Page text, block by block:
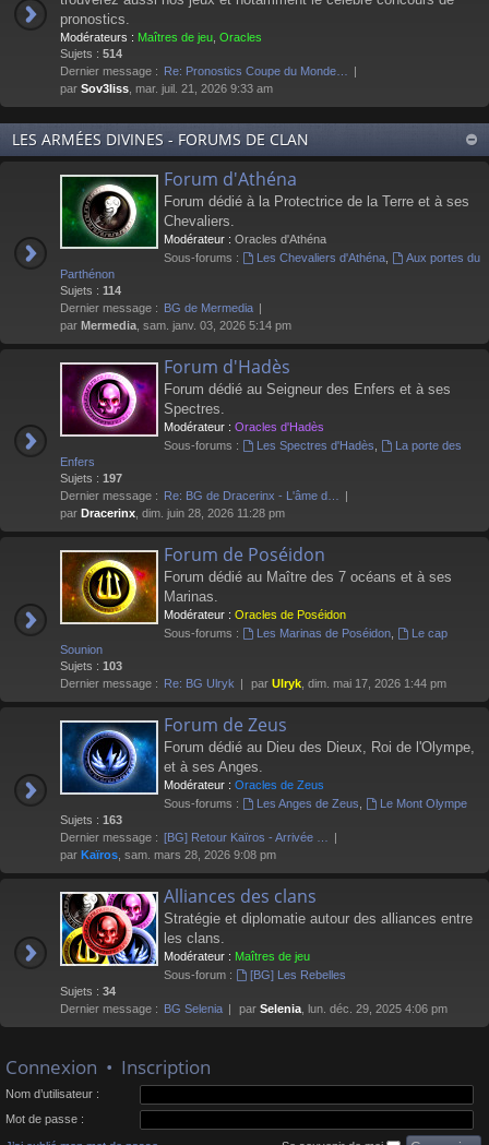
pronostics.
Modérateurs : Maîtres de jeu Oracles
Sujets : 514
Dernier message : Re: Pronostics Coupe du Monde…
par Sov3liss , mar. juil. 21, 2026 9:33 am
LES ARMÉES DIVINES - FORUMS DE CLAN
Forum d'Athéna
Forum dédié à la Protectrice de la Terre et à ses
Chevaliers.
Modérateur : Oracles d'Athéna
Sous-forums :
Les Chevaliers d'Athéna,
Aux portes du
Parthénon
Sujets : 114
Dernier message : BG de Mermedia
par Mermedia , sam. janv. 03, 2026 5:14 pm
Forum d'Hadès
Forum dédié au Seigneur des Enfers et à ses
Spectres.
Modérateur : Oracles d'Hadès
Sous-forums :
Les Spectres d'Hadès
La porte des
Enfers
Sujets : 197
Dernier message : Re: BG de Dracerinx - L'âme d…
par Dracerinx , dim. juin 28, 2026 11:28 pm
Forum de Poséidon
Forum dédié au Maître des 7 océans et à ses
Marinas.
Modérateur : Oracles de Poséidon
Sous-forums :
Les Marinas de Poséidon,
Le cap
Sounion
Sujets : 103
Dernier message : Re: BG Ulryk par Ulryk , dim. mai 17, 2026 1:44 pm
Forum de Zeus
Forum dédié au Dieu des Dieux, Roi de l'Olympe,
et à ses Anges.
Modérateur : Oracles de Zeus
Sous-forums :
Les Anges de Zeus
Le Mont Olympe
Sujets : 163
Dernier message : [BG] Retour Kaïros - Arrivée …
par Kaïros , sam. mars 28, 2026 9:08 pm
Alliances des clans
Stratégie et diplomatie autour des alliances entre
les clans.
Modérateur : Maîtres de jeu
Sous-forum :
[BG] Les Rebelles
Sujets : 34
Dernier message : BG Selenia par Selenia , lun. déc. 29, 2025 4:06 pm
Connexion • Inscription
Nom d’utilisateur :
Mot de passe :